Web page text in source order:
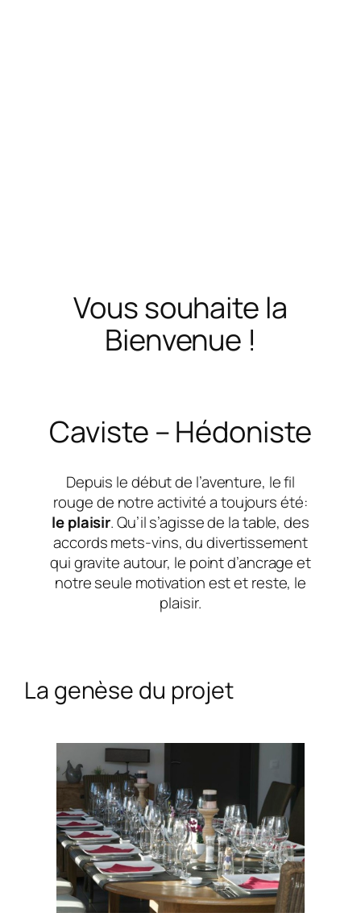
Vous souhaite la
Bienvenue !
Caviste – Hédoniste
Depuis le début de l’aventure, le fil
rouge de notre activité a toujours été:
le plaisir. Qu’il s’agisse de la table, des
accords mets-vins, du divertissement
qui gravite autour, le point d’ancrage et
notre seule motivation est et reste, le
plaisir.
La genèse du projet